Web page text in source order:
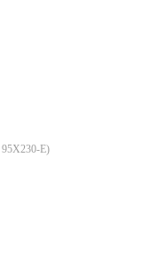
95X230-E)